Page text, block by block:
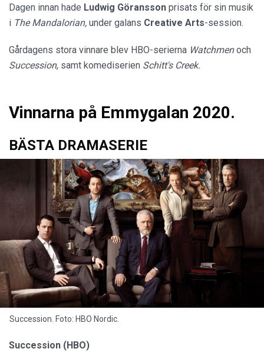
Dagen innan hade Ludwig Göransson prisats för sin musik
i The Mandalorian, under galans Creative Arts-session.
Gårdagens stora vinnare blev HBO-serierna Watchmenoch
Succession, samt komediserien Schitt's Creek.
Vinnarna på Emmygalan 2020.
BÄSTA DRAMASERIE
Succession. Foto: HBO Nordic.
Succession (HBO)